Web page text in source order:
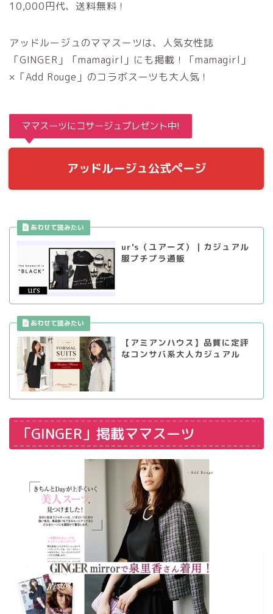
10,000円代、送料無料！
アッドルージュのママスーツは、人気女性誌
「GINGER」「mamagirl」にも掲載！「mamagirl」
×「Add Rouge」のコラボスーツも大人気！
ママスーツにコサージュプレゼント中!
アッドルージュ公式ページ
ur's（ユアーズ）｜カジュアル
服プチプラ通販
【アミアンハウス】品質に定評
なコンサバ系大人カジュアル
「GINGER」掲載ママスーツ